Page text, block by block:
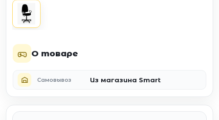
О товаре
Самовывоз Из магазина Smart